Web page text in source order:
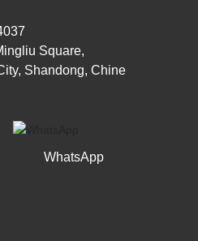
Square,
Shandong, Chine
WhatsApp